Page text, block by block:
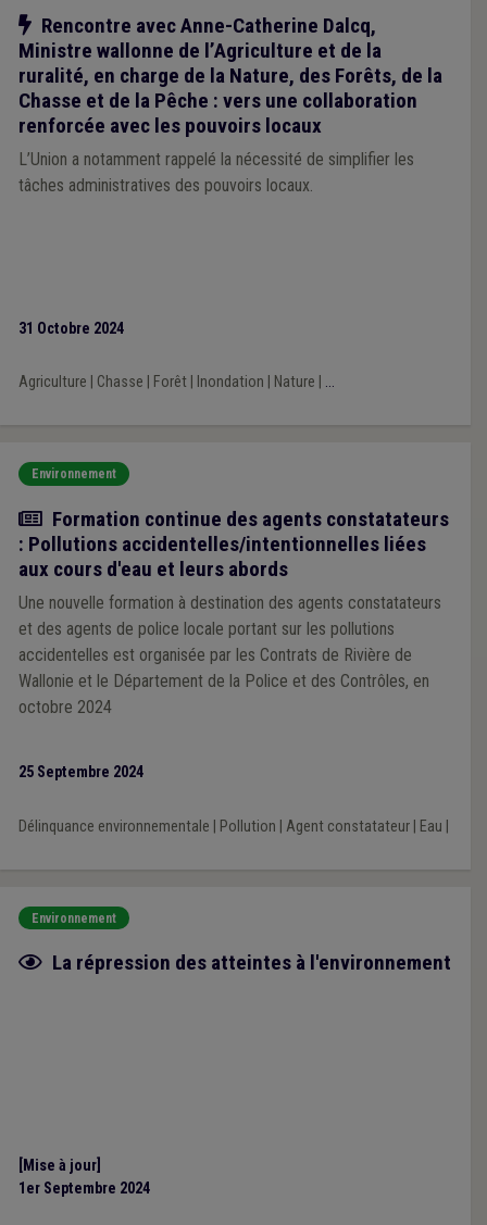
Notre action
Rencontre avec Anne-Catherine Dalcq,
Ministre wallonne de l’Agriculture et de la
ruralité, en charge de la Nature, des Forêts, de la
Chasse et de la Pêche : vers une collaboration
renforcée avec les pouvoirs locaux
L’Union a notamment rappelé la nécessité de simplifier les
tâches administratives des pouvoirs locaux.
31 Octobre 2024
Agriculture Chasse Forêt| Inondation Nature ...
Environnement
Actualité
Formation continue des agents constatateurs
: Pollutions accidentelles/intentionnelles liées
aux cours d'eau et leurs abords
Une nouvelle formation à destination des agents constatateurs
et des agents de police locale portant sur les pollutions
accidentelles est organisée par les Contrats de Rivière de
Wallonie et le Département de la Police et des Contrôles, en
octobre 2024
25 Septembre 2024
Délinquance environnementale Pollution Agent constatateur| Eau
Environnement
Fiche focus
La répression des atteintes à l'environnement
[Mise à jour]
1er Septembre 2024